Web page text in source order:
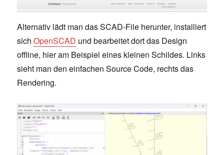
Alternativ lädt man das SCAD-File herunter, installiert
sichOpenSCAD und bearbeitet dort das Design
offline, hier am Beispiel eines kleinen Schildes. Links
sieht man den einfachen Source Code, rechts das
Rendering.